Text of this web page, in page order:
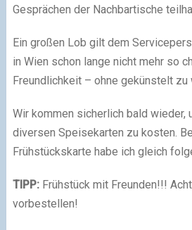
Gesprächen der Nachbartische
Ein großen Lob gilt dem
in Wien schon lange nicht mehr so
Freundlichkeit – ohne gekünstelt zu
Wir kommen sicherlich bald wieder,
diversen Speisekarten zu kosten.
Frühstückskarte habe ich gleich
TIPP: Frühstück mit Freunden!!!
vorbestellen!